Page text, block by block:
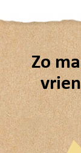
Zo